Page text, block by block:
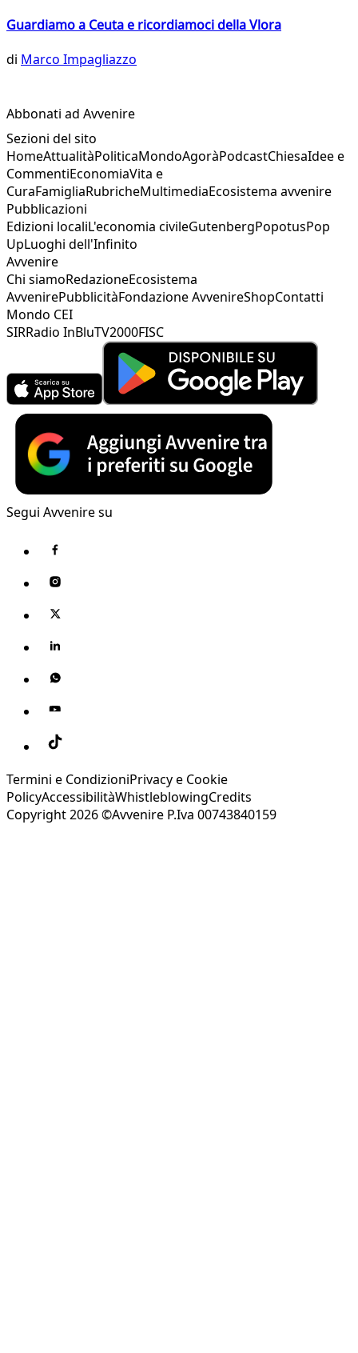
Guardiamo a Ceuta e ricordiamoci della Vlora
di Marco Impagliazzo
Abbonati ad Avvenire
Sezioni del sito
HomeAttualitàPoliticaMondoAgoràPodcastChiesaIdee e
CommentiEconomiaVita e
CuraFamigliaRubricheMultimediaEcosistema avvenire
Pubblicazioni
Edizioni localiL'economia civileGutenbergPopotusPop
UpLuoghi dell'Infinito
Avvenire
Chi siamoRedazioneEcosistema
AvvenirePubblicitàFondazione AvvenireShopContatti
Mondo CEI
SIRRadio InBluTV2000FISC
Segui Avvenire su
Termini e CondizioniPrivacy e Cookie
PolicyAccessibilitàWhistleblowingCredits
Copyright 2026 ©Avvenire P.Iva 00743840159